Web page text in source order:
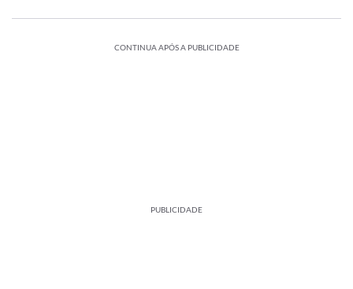
CONTINUA APÓS A PUBLICIDADE
PUBLICIDADE